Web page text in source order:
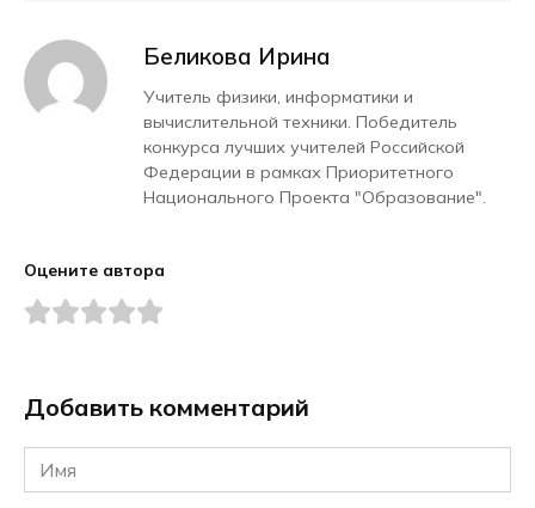
Беликова Ирина
Учитель физики, информатики и
вычислительной техники. Победитель
конкурса лучших учителей Российской
Федерации в рамках Приоритетного
Национального Проекта "Образование".
Оцените автора
Добавить комментарий
Имя
*